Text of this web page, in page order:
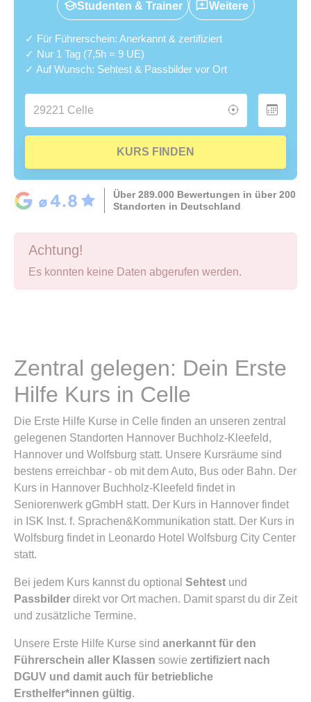
Studenten & Trainer Weitere
✓ Für Führerschein: Anerkannt & zertifiziert
✓ Nur 1 Tag (7,5h = 9 UE)
✓ Auf Wunsch: Sehtest & Passbilder vor Ort
KURS FINDEN
Über 289.000 Bewertungen in über 200
Standorten in Deutschland
Achtung!
Es konnten keine Daten abgerufen werden.
Zentral gelegen: Dein Erste
Hilfe Kurs in Celle
Die Erste Hilfe Kurse in Celle finden an unseren zentral
gelegenen Standorten Hannover Buchholz-Kleefeld,
Hannover und Wolfsburg statt. Unsere Kursräume sind
bestens erreichbar - ob mit dem Auto, Bus oder Bahn. Der
Kurs in Hannover Buchholz-Kleefeld findet in
Seniorenwerk gGmbH statt. Der Kurs in Hannover findet
in ISK Inst. f. Sprachen&Kommunikation statt. Der Kurs in
Wolfsburg findet in Leonardo Hotel Wolfsburg City Center
statt.
Bei jedem Kurs kannst du optional Sehtest und
Passbilder direkt vor Ort machen. Damit sparst du dir Zeit
und zusätzliche Termine.
Unsere Erste Hilfe Kurse sind anerkannt für den
Führerschein aller Klassen sowie zertifiziert nach
DGUV und damit auch für betriebliche
Ersthelfer*innen gültig.